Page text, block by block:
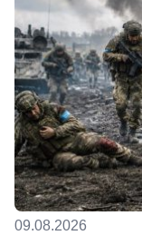
09.08.2026